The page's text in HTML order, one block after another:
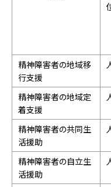
精神障害者の地域移
行支援
精神障害者の地域定
着支援
精神障害者の共同生
活援助
精神障害者の自立生
活援助